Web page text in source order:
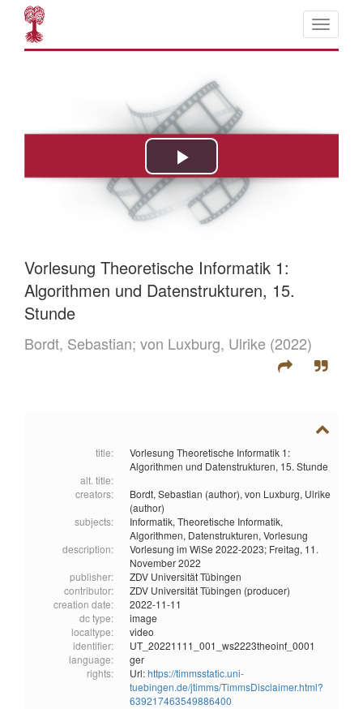
Vorlesung Theoretische Informatik 1:
Algorithmen und Datenstrukturen, 15.
Stunde
Bordt, Sebastian; von Luxburg, Ulrike (2022)
title:
Vorlesung Theoretische Informatik 1:
Algorithmen und Datenstrukturen, 15. Stunde
alt. title:
creators:
Bordt, Sebastian (author), von Luxburg, Ulrike
(author)
subjects:
Informatik, Theoretische Informatik,
Algorithmen, Datenstrukturen, Vorlesung
description:
Vorlesung im WiSe 2022-2023; Freitag, 11.
November 2022
publisher:
ZDV Universität Tübingen
contributor:
ZDV Universität Tübingen (producer)
creation date:
2022-11-11
dc type:
image
localtype:
video
identifier:
UT_20221111_001_ws2223theoinf_0001
language:
ger
rights:
Url:https://timmsstatic.uni-
tuebingen.de/jtimms/TimmsDisclaimer.html?
639217463549886400